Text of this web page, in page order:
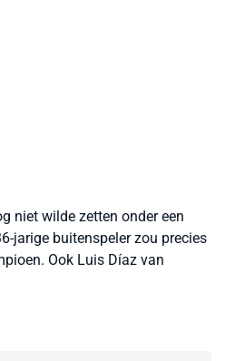
niet wilde zetten onder een
jarige buitenspeler zou precies
Ook Luis Díaz van